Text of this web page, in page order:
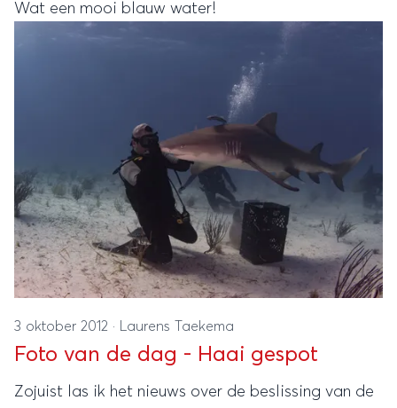
Wat een mooi blauw water!
3 oktober 2012 · Laurens Taekema
Foto van de dag - Haai gespot
Zojuist las ik het nieuws over de beslissing van de